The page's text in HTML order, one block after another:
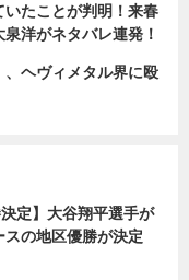
たことが判明！来春
洋がネタバレ連発！
、ヘヴィメタル界に殴
定】大谷翔平選手が
の地区優勝が決定